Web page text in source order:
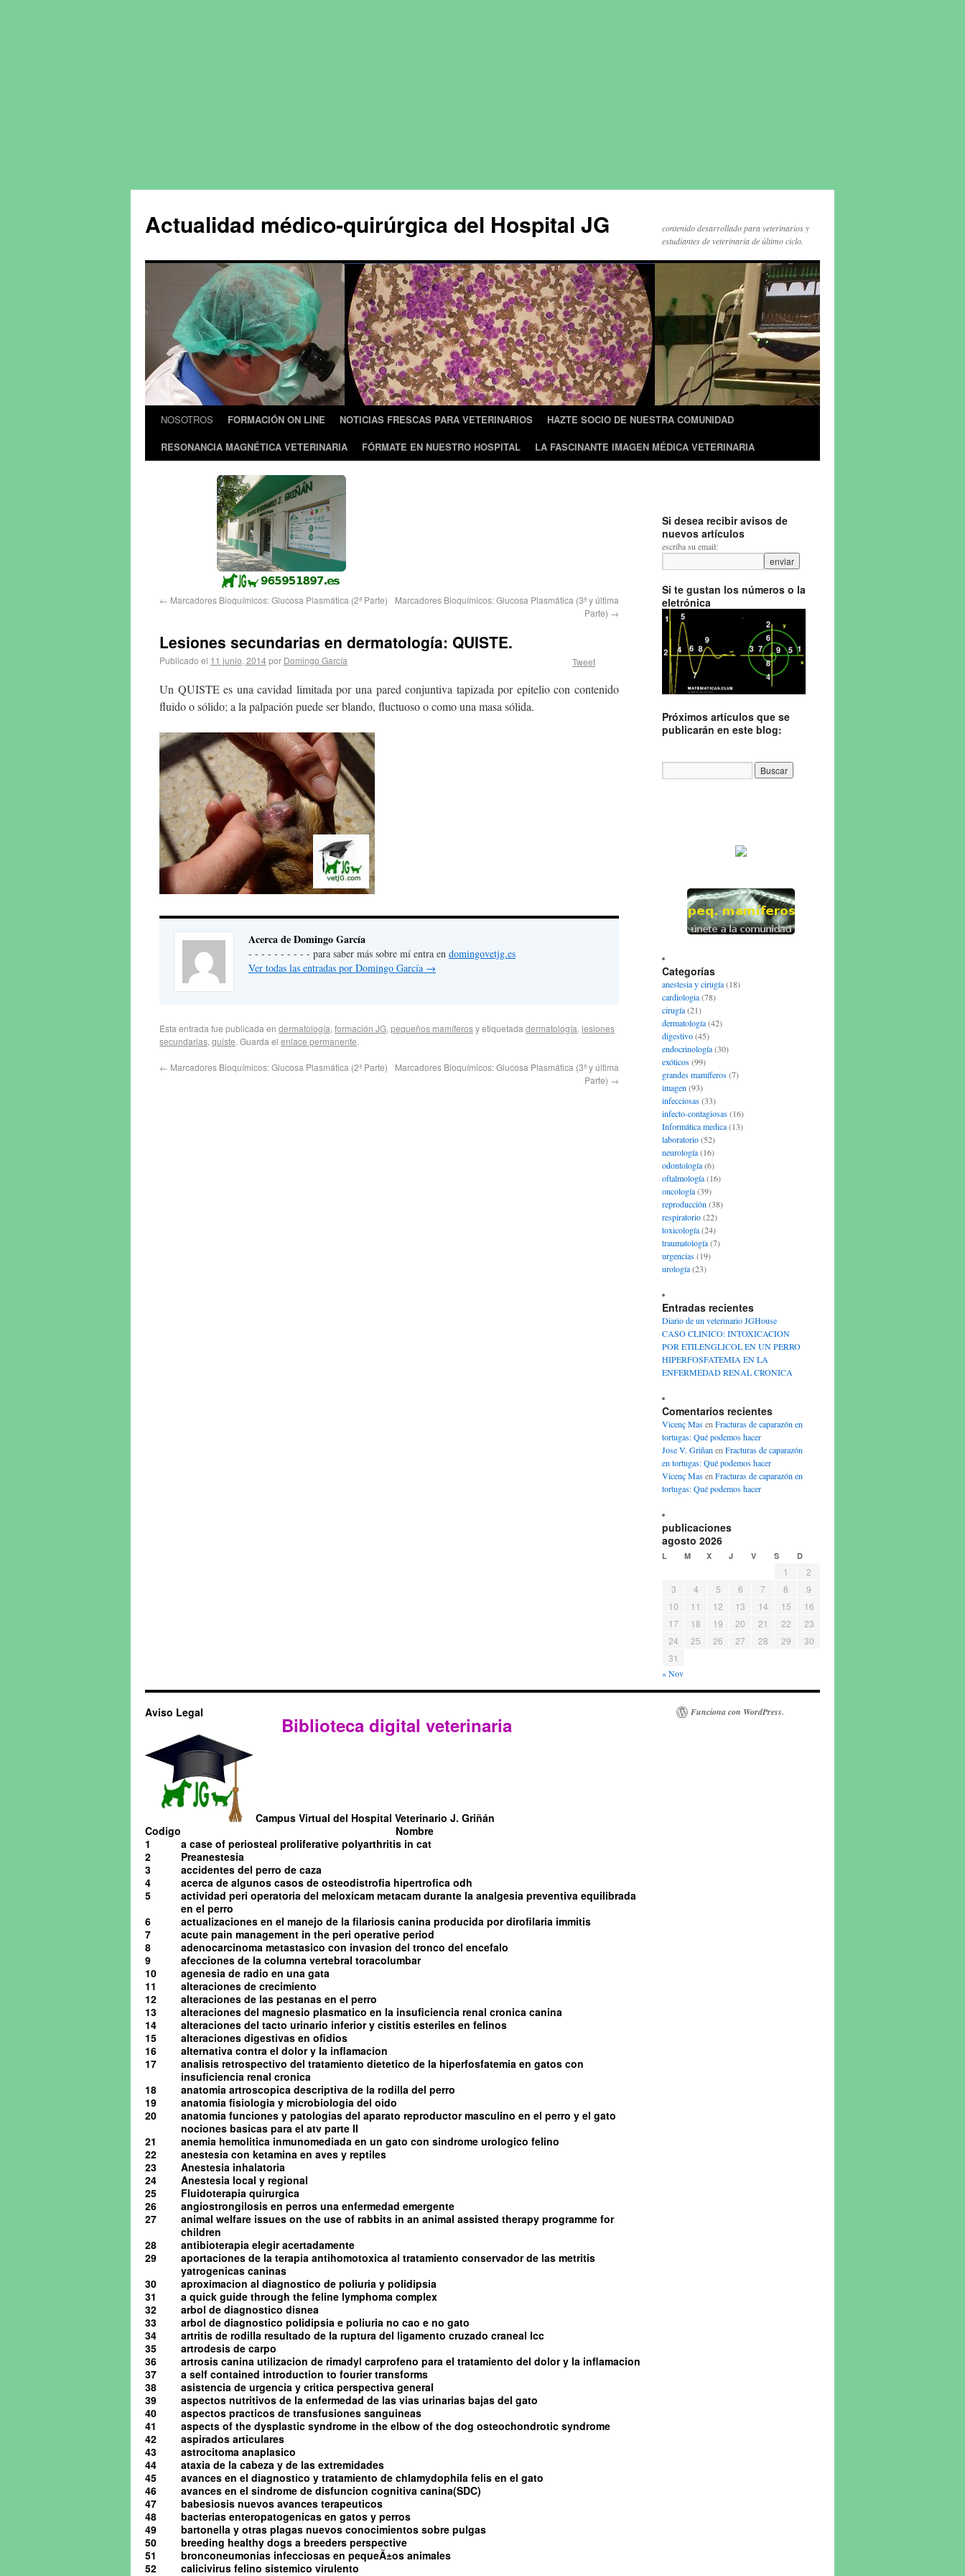
Actualidad médico-quirúrgica del Hospital JG
contenido desarrollado para veterinarios y
estudiantes de veterinaria de último ciclo.
NOSOTROS FORMACIÓN ON LINE NOTICIAS FRESCAS PARA VETERINARIOS
HAZTE SOCIO DE NUESTRA COMUNIDAD
RESONANCIA MAGNÉTICA VETERINARIA
FÓRMATE EN NUESTRO HOSPITAL LA FASCINANTE IMAGEN MÉDICA VETERINARIA
← Marcadores Bioquímicos: Glucosa Plasmática (2ª Parte)
Marcadores Bioquímicos: Glucosa Plasmática (3ª y última
Parte) →
Lesiones secundarias en dermatología: QUISTE.
Tweet
Publicado el 11 junio, 2014por Domingo García
Un QUISTE es una cavidad limitada por una pared conjuntiva tapizada por epitelio con contenido
fluido o sólido; a la palpación puede ser blando, fluctuoso o como una masa sólida.
Acerca de Domingo García
- - - - - - - - - - para saber más sobre mí entra en domingovetjg.es
Ver todas las entradas por Domingo García →
Esta entrada fue publicada en dermatología,formación JG,pequeños mamíferosy etiquetadadermatología, lesiones
secundarias,quiste. Guarda el enlace permanente.
← Marcadores Bioquímicos: Glucosa Plasmática (2ª Parte)
Marcadores Bioquímicos: Glucosa Plasmática (3ª y última
Parte) →
Si desea recibir avisos de
nuevos artículos
escriba su email:
Si te gustan los números o la
eletrónica
Próximos artículos que se
publicarán en este blog:
Categorías
anestesia y cirugía(18)
cardiologia(78)
cirugía(21)
dermatología(42)
digestivo(45)
endocrinología(30)
exóticos(99)
grandes mamíferos(7)
imagen (93)
infecciosas(33)
infecto-contagiosas(16)
Informática medica(13)
laboratorio(52)
neurología(16)
odontología(6)
oftalmología(16)
oncología(39)
reproducción (38)
respiratorio(22)
toxicología(24)
traumatología(7)
urgencias(19)
urología(23)
Entradas recientes
Diario de un veterinario JGHouse
CASO CLINICO: INTOXICACION
POR ETILENGLICOL EN UN PERRO
HIPERFOSFATEMIA EN LA
ENFERMEDAD RENAL CRONICA
Comentarios recientes
Vicenç Masen Fracturas de caparazón en
tortugas: Qué podemos hacer
Jose V. Griñan en Fracturas de caparazón
en tortugas: Qué podemos hacer
Vicenç Masen Fracturas de caparazón en
tortugas: Qué podemos hacer
publicaciones
agosto 2026
L M X J V S D
1
2
3
4 5 6 7 8
9
10
11 12 13 14 15
16
17
18 19 20 21 22
23
24
25 26 27 28 29
30
31
« Nov
Aviso Legal
Biblioteca digital veterinaria
Campus Virtual del Hospital Veterinario J. Griñán
Codigo
Nombre
1
a case of periosteal proliferative polyarthritis in cat
2
Preanestesia
3
accidentes del perro de caza
4
acerca de algunos casos de osteodistrofia hipertrofica odh
5
actividad peri operatoria del meloxicam metacam durante la analgesia preventiva equilibrada
en el perro
6
actualizaciones en el manejo de la filariosis canina producida por dirofilaria immitis
7
acute pain management in the peri operative period
8
adenocarcinoma metastasico con invasion del tronco del encefalo
9
afecciones de la columna vertebral toracolumbar
10
agenesia de radio en una gata
11
alteraciones de crecimiento
12
alteraciones de las pestanas en el perro
13
alteraciones del magnesio plasmatico en la insuficiencia renal cronica canina
14
alteraciones del tacto urinario inferior y cistitis esteriles en felinos
15
alteraciones digestivas en ofidios
16
alternativa contra el dolor y la inflamacion
17
analisis retrospectivo del tratamiento dietetico de la hiperfosfatemia en gatos con
insuficiencia renal cronica
18
anatomia artroscopica descriptiva de la rodilla del perro
19
anatomia fisiologia y microbiologia del oido
20
anatomia funciones y patologias del aparato reproductor masculino en el perro y el gato
nociones basicas para el atv parte II
21
anemia hemolitica inmunomediada en un gato con sindrome urologico felino
22
anestesia con ketamina en aves y reptiles
23
Anestesia inhalatoria
24
Anestesia local y regional
25
Fluidoterapia quirurgica
26
angiostrongilosis en perros una enfermedad emergente
27
animal welfare issues on the use of rabbits in an animal assisted therapy programme for
children
28
antibioterapia elegir acertadamente
29
aportaciones de la terapia antihomotoxica al tratamiento conservador de las metritis
yatrogenicas caninas
30
aproximacion al diagnostico de poliuria y polidipsia
31
a quick guide through the feline lymphoma complex
32
arbol de diagnostico disnea
33
arbol de diagnostico polidipsia e poliuria no cao e no gato
34
artritis de rodilla resultado de la ruptura del ligamento cruzado craneal lcc
35
artrodesis de carpo
36
artrosis canina utilizacion de rimadyl carprofeno para el tratamiento del dolor y la inflamacion
37
a self contained introduction to fourier transforms
38
asistencia de urgencia y critica perspectiva general
39
aspectos nutritivos de la enfermedad de las vias urinarias bajas del gato
40
aspectos practicos de transfusiones sanguineas
41
aspects of the dysplastic syndrome in the elbow of the dog osteochondrotic syndrome
42
aspirados articulares
43
astrocitoma anaplasico
44
ataxia de la cabeza y de las extremidades
45
avances en el diagnostico y tratamiento de chlamydophila felis en el gato
46
avances en el sindrome de disfuncion cognitiva canina(SDC)
47
babesiosis nuevos avances terapeuticos
48
bacterias enteropatogenicas en gatos y perros
49
bartonella y otras plagas nuevos conocimientos sobre pulgas
50
breeding healthy dogs a breeders perspective
51
bronconeumonias infecciosas en pequeÃ±os animales
52
calicivirus felino sistemico virulento
Funciona con WordPress.